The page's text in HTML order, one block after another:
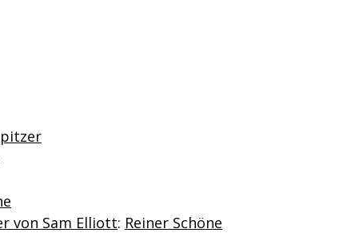
von Sam Elliott: Reiner Schöne